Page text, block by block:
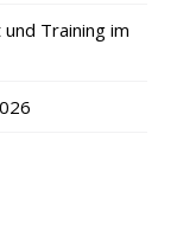
Training im